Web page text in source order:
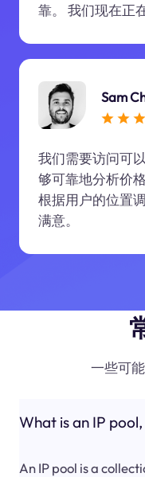
靠。 我们现在正
Sam
我们需要访问可
够可靠地分析价
根据用户的位置
满意。
一些可
What is an IP
An IP pool is a